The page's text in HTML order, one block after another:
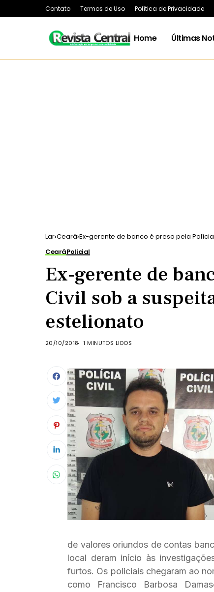
Contato Termos de Uso Política de Privacidade
Home Últimas
Lar Ceará Ex-gerente de banco é preso pela
CearáPolicial
Ex-gerente de
Civil sob a
estelionato
20/10/2018 1 MINUTOS LIDOS
de valores oriundos de contas
local deram início às
furtos. Os policiais chegaram ao
como Francisco Barbosa